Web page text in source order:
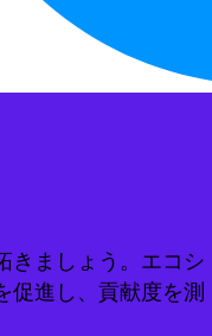
きましょう。エコシ
促進し、貢献度を測